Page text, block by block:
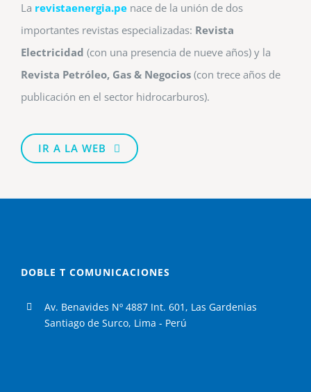
La revistaenergia.pe nace de la unión de dos
importantes revistas especializadas: Revista
Electricidad (con una presencia de nueve años) y la
Revista Petróleo, Gas & Negocios (con trece años de
publicación en el sector hidrocarburos).
IR A LA WEB
DOBLE T COMUNICACIONES
Av. Benavides Nº 4887 Int. 601, Las Gardenias
Santiago de Surco, Lima - Perú